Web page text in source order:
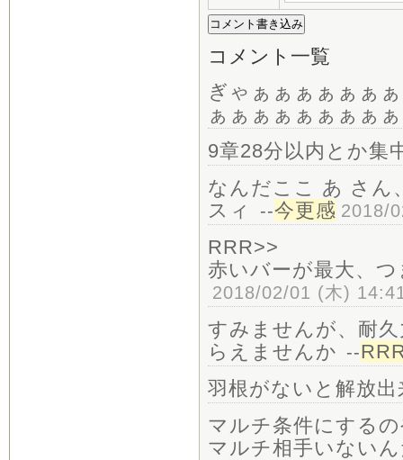
コメント一覧
ぎゃぁぁぁぁぁぁ
ぁぁぁぁぁぁぁぁ
9章28分以内とか集
なんだここ あ さん
スィ
--今更感 2018/
RRR>>
赤いバーが最大、
2018/02/01 (木)
すみませんが、耐
らえませんか --
羽根がないと解放
マルチ条件にする
マルチ相手いない